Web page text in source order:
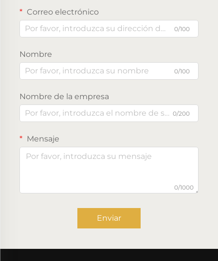
Correo electrónico
0/100
Nombre
0/100
Nombre de la empresa
0/200
Mensaje
0/1000
Enviar